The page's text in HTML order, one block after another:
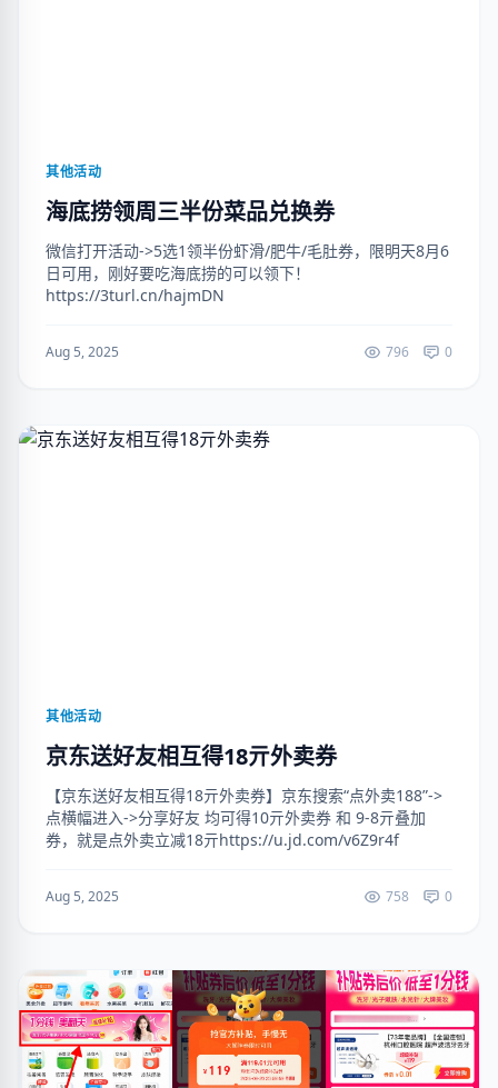
其他活动
海底捞领周三半份菜品兑换券
微信打开活动->5选1领半份虾滑/肥牛/毛肚券，限明天8月6
日可用，刚好要吃海底捞的可以领下！
https://3turl.cn/hajmDN
Aug 5, 2025 796 0
其他活动
京东送好友相互得18亓外卖券
【京东送好友相互得18亓外卖券】京东搜索“点外卖188”->
点横幅进入->分享好友 均可得10亓外卖券 和 9-8亓叠加
券，就是点外卖立减18亓https://u.jd.com/v6Z9r4f
Aug 5, 2025 758 0